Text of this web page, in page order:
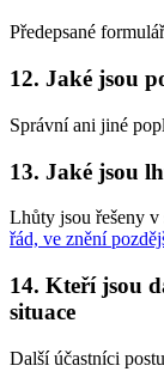
Předepsané
12. Jaké jsou
Správní ani jiné
13. Jaké jsou
Lhůty jsou řešeny v
řád, ve znění
14. Kteří jsou
situace
Další účastníci